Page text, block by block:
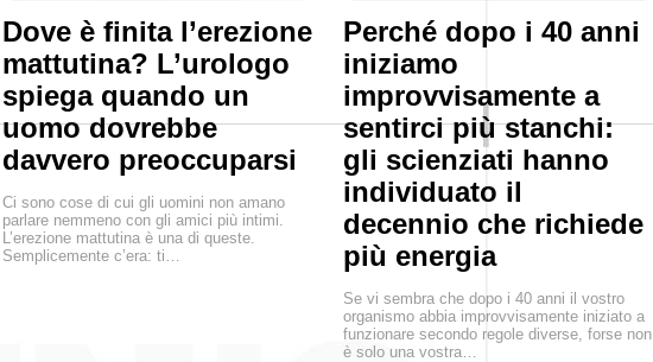
Dove è finita l’erezione
mattutina? L’urologo
spiega quando un
uomo dovrebbe
davvero preoccuparsi
Ci sono cose di cui gli uomini non amano
parlare nemmeno con gli amici più intimi.
L’erezione mattutina è una di queste.
Semplicemente c’era: ti…
Perché dopo i 40 anni
iniziamo
improvvisamente a
sentirci più stanchi:
gli scienziati hanno
individuato il
decennio che richiede
più energia
Se vi sembra che dopo i 40 anni il vostro
organismo abbia improvvisamente iniziato a
funzionare secondo regole diverse, forse non
è solo una vostra…